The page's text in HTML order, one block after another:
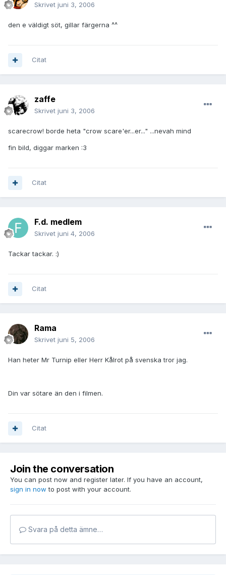
Skrivet juni 3, 2006
den e väldigt söt, gillar färgerna ^^
Citat
zaffe
Skrivet juni 3, 2006
scarecrow! borde heta "crow scare'er...er..." ...nevah mind
fin bild, diggar marken :3
Citat
F.d. medlem
Skrivet juni 4, 2006
Tackar tackar. :)
Citat
Rama
Skrivet juni 5, 2006
Han heter Mr Turnip eller Herr Kålrot på svenska tror jag.
Din var sötare än den i filmen.
Citat
Join the conversation
You can post now and register later. If you have an account,
sign in now to post with your account.
Svara på detta ämne…